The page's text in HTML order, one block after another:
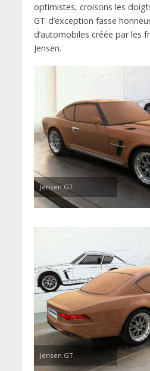
optimistes, croisons les
GT d’exception fasse
d’automobiles créée par les
Jensen.
Jensen GT
Jensen GT